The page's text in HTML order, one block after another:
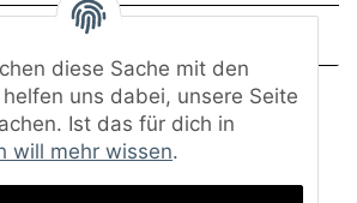
diese Sache mit den
helfen uns dabei, unsere Seite
Ist das für dich in
will mehr wissen.